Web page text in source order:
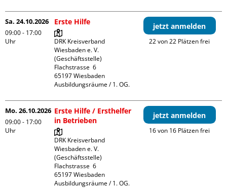
Sa. 24.10.2026
09:00 - 17:00
Uhr
Erste Hilfe
DRK Kreisverband
Wiesbaden e. V.
(Geschäftsstelle)
Flachstrasse  6
65197 Wiesbaden
Ausbildungsräume / 1. OG.
jetzt anmelden
22 von 22 Plätzen frei
Mo. 26.10.2026
09:00 - 17:00
Uhr
Erste Hilfe / Ersthelfer
in Betrieben
DRK Kreisverband
Wiesbaden e. V.
(Geschäftsstelle)
Flachstrasse  6
65197 Wiesbaden
Ausbildungsräume / 1. OG.
jetzt anmelden
16 von 16 Plätzen frei